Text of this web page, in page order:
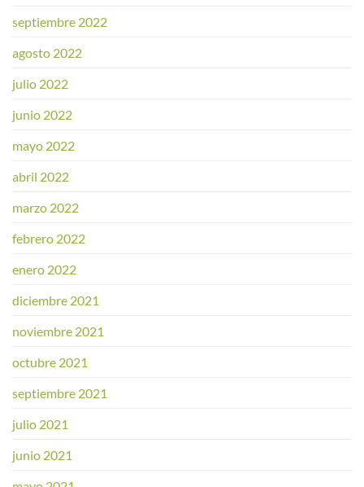
septiembre 2022
agosto 2022
julio 2022
junio 2022
mayo 2022
abril 2022
marzo 2022
febrero 2022
enero 2022
diciembre 2021
noviembre 2021
octubre 2021
septiembre 2021
julio 2021
junio 2021